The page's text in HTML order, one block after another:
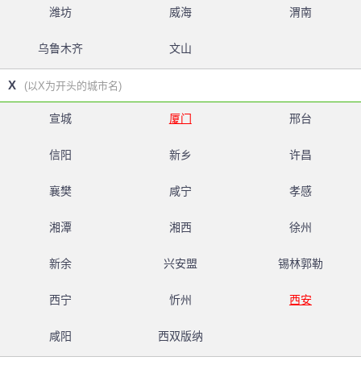
潍坊 威海 渭南
乌鲁木齐 文山
X (以X为开头的城市名)
宣城 厦门 邢台
信阳 新乡 许昌
襄樊 咸宁 孝感
湘潭 湘西 徐州
新余 兴安盟 锡林郭勒
西宁 忻州 西安
咸阳 西双版纳